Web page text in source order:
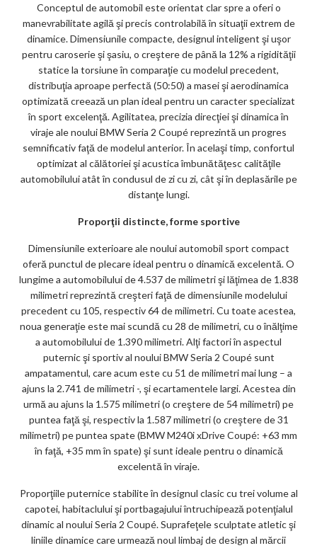
Conceptul de automobil este orientat clar spre a oferi o
manevrabilitate agilă şi precis controlabilă în situaţii extrem de
dinamice. Dimensiunile compacte, designul inteligent şi uşor
pentru caroserie şi şasiu, o creştere de până la 12% a rigidităţii
statice la torsiune în comparaţie cu modelul precedent,
distribuţia aproape perfectă (50:50) a masei şi aerodinamica
optimizată creează un plan ideal pentru un caracter specializat
în sport excelenţă. Agilitatea, precizia direcţiei şi dinamica în
viraje ale noului BMW Seria 2 Coupé reprezintă un progres
semnificativ faţă de modelul anterior. În acelaşi timp, confortul
optimizat al călătoriei şi acustica îmbunătăţesc calităţile
automobilului atât în condusul de zi cu zi, cât şi în deplasările pe
distanţe lungi.
Proporţii distincte, forme sportive
Dimensiunile exterioare ale noului automobil sport compact
oferă punctul de plecare ideal pentru o dinamică excelentă. O
lungime a automobilului de 4.537 de milimetri şi lăţimea de 1.838
milimetri reprezintă creşteri faţă de dimensiunile modelului
precedent cu 105, respectiv 64 de milimetri. Cu toate acestea,
noua generaţie este mai scundă cu 28 de milimetri, cu o înălţime
a automobilului de 1.390 milimetri. Alţi factori în aspectul
puternic şi sportiv al noului BMW Seria 2 Coupé sunt
ampatamentul, care acum este cu 51 de milimetri mai lung – a
ajuns la 2.741 de milimetri -, şi ecartamentele largi. Acestea din
urmă au ajuns la 1.575 milimetri (o creştere de 54 milimetri) pe
puntea faţă şi, respectiv la 1.587 milimetri (o creştere de 31
milimetri) pe puntea spate (BMW M240i xDrive Coupé: +63 mm
în faţă, +35 mm în spate) şi sunt ideale pentru o dinamică
excelentă în viraje.
Proporţiile puternice stabilite în designul clasic cu trei volume al
capotei, habitaclului şi portbagajului întruchipează potenţialul
dinamic al noului Seria 2 Coupé. Suprafeţele sculptate atletic şi
liniile dinamice care urmează noul limbaj de design al mărcii